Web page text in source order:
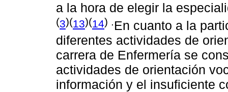
a la hora de elegir la
(3)(13)(14) .En cuanto a la
diferentes actividades de
carrera de Enfermería se
actividades de orientación
información y el insuficiente